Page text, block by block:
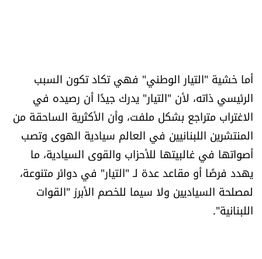
من نحن
للتواصل معنا
شروط الاستخدام
شروط الإشتراك
أما خشية "التيار الوطني" فهي تكاد تكون السبب
الرئيسي ذاته، لأن "التيار" يدرك جيدًا أن رصيده في
الاغتراب متراجع بشكل ملفت، وأن الأكثرية الساحقة من
المنتشرين اللبنانيين في العالم سيادية الهوى وتصب
أصواتها في غالبيتها للأحزاب والقوى السيادية، ما
يهدد فرصًا أو مقاعد عدة لـ "التيار" في دوائر متنوعة،
لمصلحة السياديين ولا سيما للخصم الأبرز "القوات
اللبنانية".